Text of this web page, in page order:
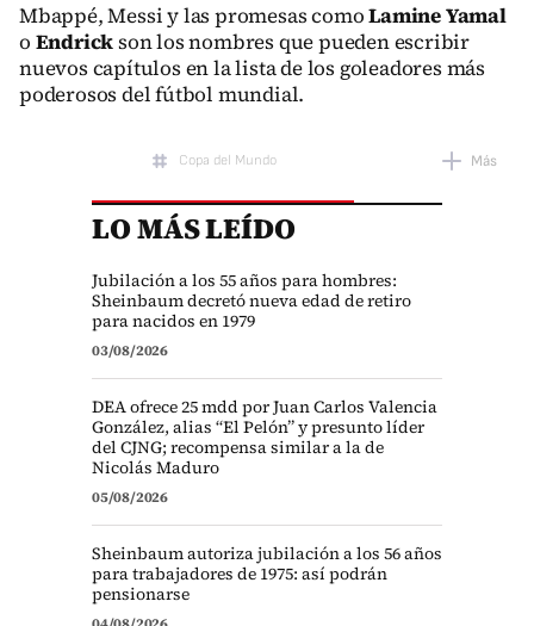
Mbappé, Messi y las promesas comoLamine Yamal
o Endrickson los nombres que pueden escribir
nuevos capítulos en la lista de los goleadores más
poderosos del fútbol mundial.
Más
Copa del Mundo
Mundial 2026
LO MÁS LEÍDO
Jubilación a los 55 años para hombres:
Sheinbaum decretó nueva edad de retiro
para nacidos en 1979
03/08/2026
DEA ofrece 25 mdd por Juan Carlos Valencia
González, alias “El Pelón” y presunto líder
del CJNG; recompensa similar a la de
Nicolás Maduro
05/08/2026
Sheinbaum autoriza jubilación a los 56 años
para trabajadores de 1975: así podrán
pensionarse